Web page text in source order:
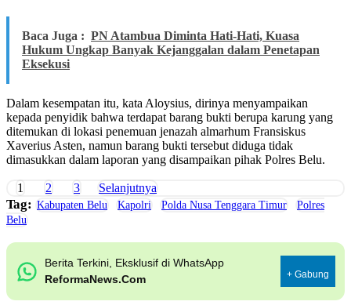
Baca Juga : PN Atambua Diminta Hati-Hati, Kuasa
Hukum Ungkap Banyak Kejanggalan dalam Penetapan
Eksekusi
Dalam kesempatan itu, kata Aloysius, dirinya menyampaikan
kepada penyidik bahwa terdapat barang bukti berupa karung yang
ditemukan di lokasi penemuan jenazah almarhum Fransiskus
Xaverius Asten, namun barang bukti tersebut diduga tidak
dimasukkan dalam laporan yang disampaikan pihak Polres Belu.
1 2 3 Selanjutnya
Tag: Kabupaten Belu Kapolri Polda Nusa Tenggara Timur
Polres
Belu
Berita Terkini, Eksklusif di WhatsApp
ReformaNews.Com
+ Gabung